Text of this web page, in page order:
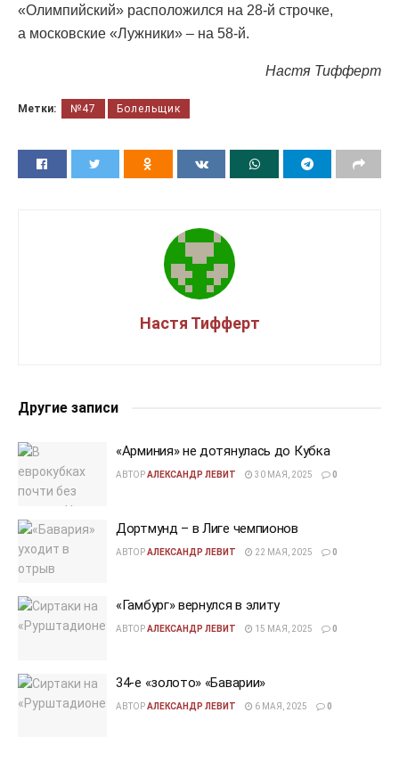
«Олимпийский» расположился на 28-й строчке,
а московские «Лужники» – на 58-й.
Настя Тифферт
Метки: №47 Болельщик
Настя Тифферт
Другие записи
«Арминия» не дотянулась до Кубка
АВТОРАЛЕКСАНДР ЛЕВИТ 30 МАЯ, 2025 0
Дортмунд – в Лиге чемпионов
АВТОРАЛЕКСАНДР ЛЕВИТ 22 МАЯ, 2025 0
«Гамбург» вернулся в элиту
АВТОРАЛЕКСАНДР ЛЕВИТ 15 МАЯ, 2025 0
34-е «золото» «Баварии»
АВТОРАЛЕКСАНДР ЛЕВИТ 6 МАЯ, 2025 0